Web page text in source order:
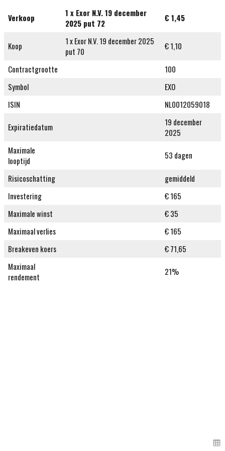
Verkoop
1 x Exor N.V. 19 december
2025 put 72
€ 1,45
Koop
1 x Exor N.V. 19 december 2025
put 70
€ 1,10
Contractgrootte
100
Symbol
EXO
ISIN
NL0012059018
Expiratiedatum
19 december
2025
Maximale
looptijd
53 dagen
Risicoschatting
gemiddeld
Investering
€ 165
Maximale winst
€ 35
Maximaal verlies
€ 165
Breakeven koers
€ 71,65
Maximaal
rendement
21%